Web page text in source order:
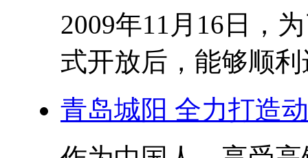
2009年11月16日，
式开放后，能够顺
青岛城阳 全力打造